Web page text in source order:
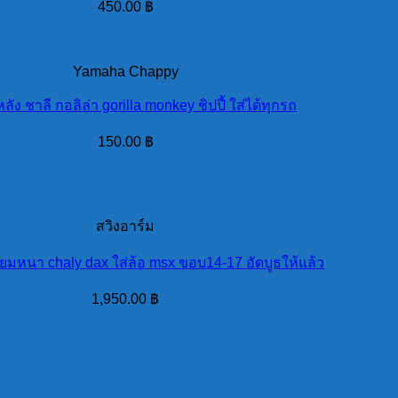
450.00 ฿
Yamaha Chappy
ลัง ชาลี กอลิล่า gorilla monkey ชิปปี้ ใส่ได้ทุกรถ
150.00 ฿
สวิงอาร์ม
มหนา chaly dax ใส่ล้อ msx ขอบ14-17 อัดบูธให้แล้ว
1,950.00 ฿